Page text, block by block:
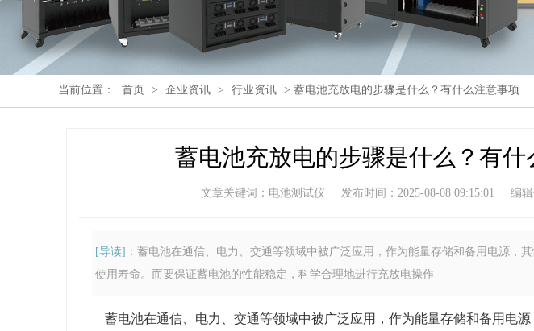
当前位置： 首页 > 企业资讯 > 行业资讯 > 蓄电池充放电的步骤是什么？有什么注意事项
蓄电池充放电的步骤是什么？有什
文章关键词：电池测试仪 发布时间：2025-08-08 09:15:01 编
[导读]： 蓄电池在通信、电力、交通等领域中被广泛应用，作为能量存储和备用电源，
使用寿命。而要保证蓄电池的性能稳定，科学合理地进行充放电操作
蓄电池在通信、电力、交通等领域中被广泛应用，作为能量存储和备用电源